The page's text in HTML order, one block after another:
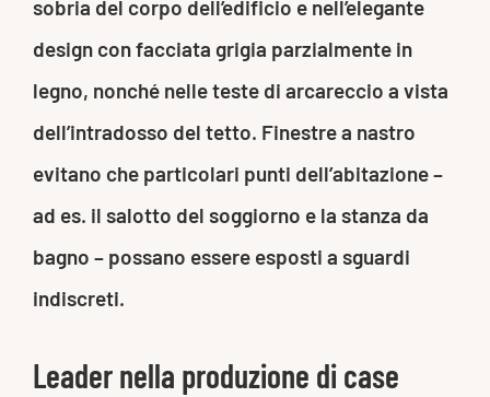
sobria del corpo dell’edificio e nell’elegante
design con facciata grigia parzialmente in
legno, nonché nelle teste di arcareccio a vista
dell’intradosso del tetto. Finestre a nastro
evitano che particolari punti dell’abitazione –
ad es. il salotto del soggiorno e la stanza da
bagno – possano essere esposti a sguardi
indiscreti.
Leader nella produzione di case